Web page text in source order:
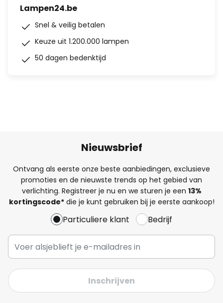
Lampen24.be
Snel & veilig betalen
Keuze uit 1.200.000 lampen
50 dagen bedenktijd
Nieuwsbrief
Ontvang als eerste onze beste aanbiedingen, exclusieve
promoties en de nieuwste trends op het gebied van
verlichting. Registreer je nu en we sturen je een 13%
kortingscode*die je kunt gebruiken bij je eerste aankoop!
Particuliere klant Bedrijf
Inschrijven